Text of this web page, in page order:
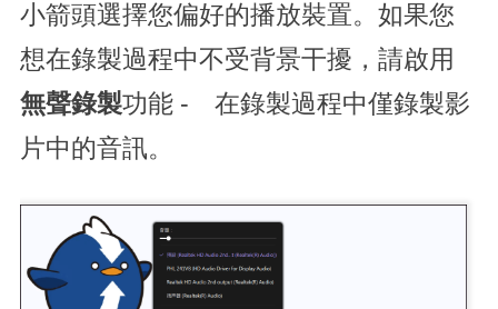
小箭頭選擇您偏好的播放裝置。如果您
想在錄製過程中不受背景干擾，請啟用
無聲錄製功能 - 在錄製過程中僅錄製影
片中的音訊。